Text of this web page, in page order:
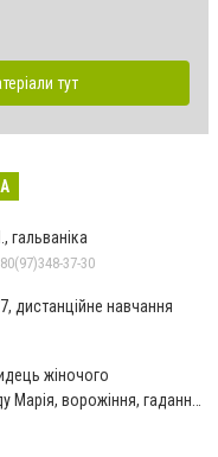
тут
гальваніка
37-30
навчання
жіночого
Марія, ворожіння, гадання